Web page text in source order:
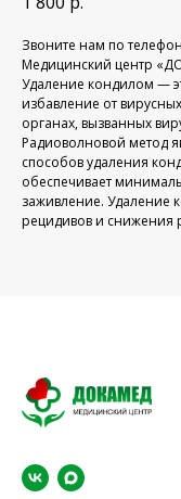
Звоните нам по
Медицинский центр
Удаление кондилом —
избавление от
органах, вызванных
Радиоволновой метод
способов удаления
обеспечивает
заживление. Удаление
рецидивов и снижения